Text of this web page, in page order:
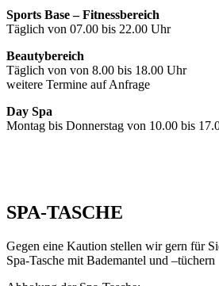
Sports Base – Fitnessbereich
Täglich von 07.00 bis 22.00 Uhr
Beautybereich
Täglich von von 8.00 bis 18.00 Uhr
weitere Termine auf Anfrage
Day Spa
Montag bis Donnerstag von 10.00 bis
SPA-TASCHE
Gegen eine Kaution stellen wir gern für
Spa-Tasche mit Bademantel und –tüchern